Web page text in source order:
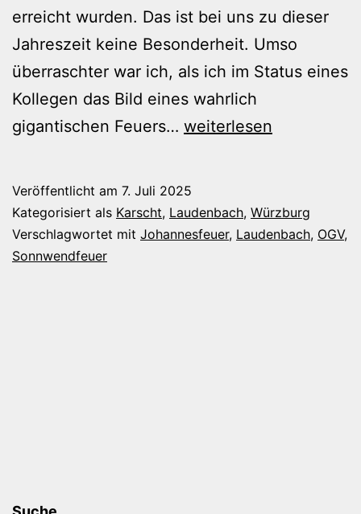
erreicht wurden. Das ist bei uns zu dieser
Jahreszeit keine Besonderheit. Umso
überraschter war ich, als ich im Status eines
Kollegen das Bild eines wahrlich
gigantischen Feuers… Sonnwendfeuer
weiterlesen
Veröffentlicht am 7. Juli 2025
Kategorisiert als Karscht, Laudenbach, Würzburg
Verschlagwortet mit Johannesfeuer, Laudenbach, OGV,
Sonnwendfeuer